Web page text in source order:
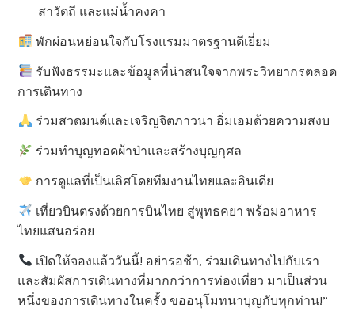
สาวัตถี และแม่น้ำคงคา
พักผ่อนหย่อนใจกับโรงแรมมาตรฐานดีเยี่ยม
รับฟังธรรมะและข้อมูลที่น่าสนใจจากพระวิทยากรตลอด
การเดินทาง
ร่วมสวดมนต์และเจริญจิตภาวนา อิ่มเอมด้วยความสงบ
ร่วมทำบุญทอดผ้าป่าและสร้างบุญกุศล
การดูแลที่เป็นเลิศโดยทีมงานไทยและอินเดีย
เที่ยวบินตรงด้วยการบินไทย สู่พุทธคยา พร้อมอาหาร
ไทยแสนอร่อย
เปิดให้จองแล้ววันนี้! อย่ารอช้า, ร่วมเดินทางไปกับเรา
และสัมผัสการเดินทางที่มากกว่าการท่องเที่ยว มาเป็นส่วน
หนึ่งของการเดินทางในครั้ง ขออนุโมทนาบุญกับทุกท่าน!”